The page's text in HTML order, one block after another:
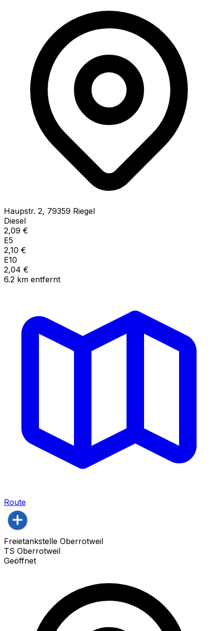
Haupstr. 2, 79359 Riegel
Diesel
2,09 €
E5
2,10 €
E10
2,04 €
6.2 km entfernt
Route
Freietankstelle Oberrotweil
TS Oberrotweil
Geöffnet